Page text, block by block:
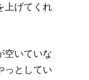
上げてくれ
空いていな
っとしてい